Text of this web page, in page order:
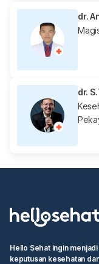
dr.
dr.
Hello Sehat ingin
keputusan kesehatan